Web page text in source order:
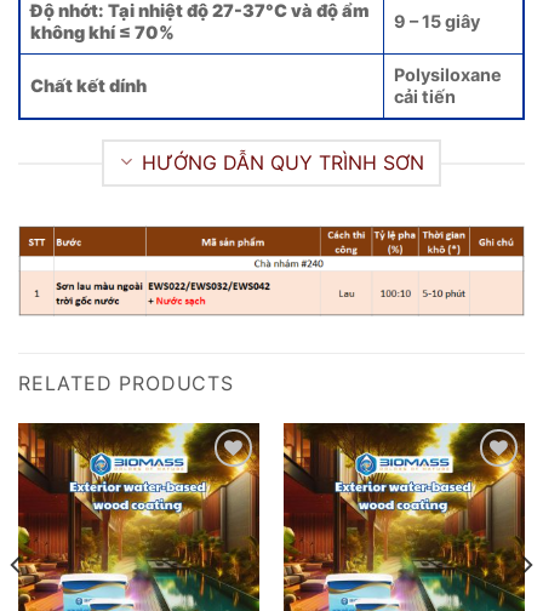
Độ nhớt: Tại nhiệt độ 27-37°C và độ ẩm
không khí ≤ 70%
9 – 15 giây
Chất kết dính
Polysiloxane
cải tiến
HƯỚNG DẪN QUY TRÌNH SƠN
RELATED PRODUCTS
Add to
wishlist
Add to
wishlist